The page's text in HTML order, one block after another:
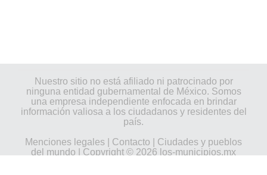
Nuestro sitio no está afiliado ni patrocinado por
ninguna entidad gubernamental de México. Somos
una empresa independiente enfocada en brindar
información valiosa a los ciudadanos y residentes del
país.
Menciones legales
Contacto
Ciudades y pueblos
del mundo | Copyright © 2026 los-municipios.mx